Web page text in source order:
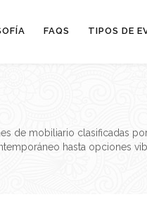
FAQS TIPOS DE
de mobiliario clasificadas
hasta opciones